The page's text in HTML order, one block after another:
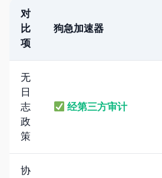
对
比
项
狗急加速器
无
日
志
政
策
经第三方审计
协